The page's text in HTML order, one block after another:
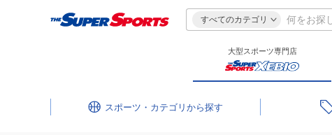
すべてのカテゴリ
大型スポーツ専門店
スポーツ・カテゴリ